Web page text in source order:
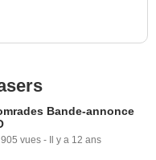
Bande-annonce
905 vues - Il y a 12 ans